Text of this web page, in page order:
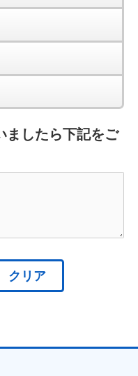
ましたら下記をご